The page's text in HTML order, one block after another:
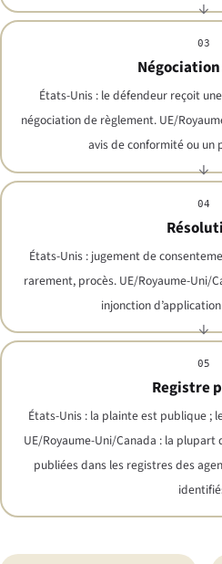
03
États-Unis : le défendeur reçoit
négociation de règlement. UE/
avis de conformité ou un
04
États-Unis : jugement de
rarement, procès. UE/Royaume-Uni/
injonction
05
Registre
États-Unis : la plainte est publique ;
UE/Royaume-Uni/Canada : la plupart
publiées dans les registres des